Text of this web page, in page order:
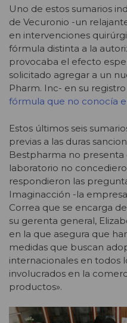
Uno de estos sumarios
de Vecuronio -un
en intervenciones
fórmula distinta a la
provocaba el efecto
solicitado agregar a un
Pharm. Inc- en su
fórmula que no conocía
Estos últimos seis
previas a las duras
Bestpharma no presenta
laboratorio no
respondieron las
Imaginacción -la
Correa que se encarga
su gerenta general,
en la que asegura que
medidas que buscan
internacionales en todos
involucrados en la
productos».